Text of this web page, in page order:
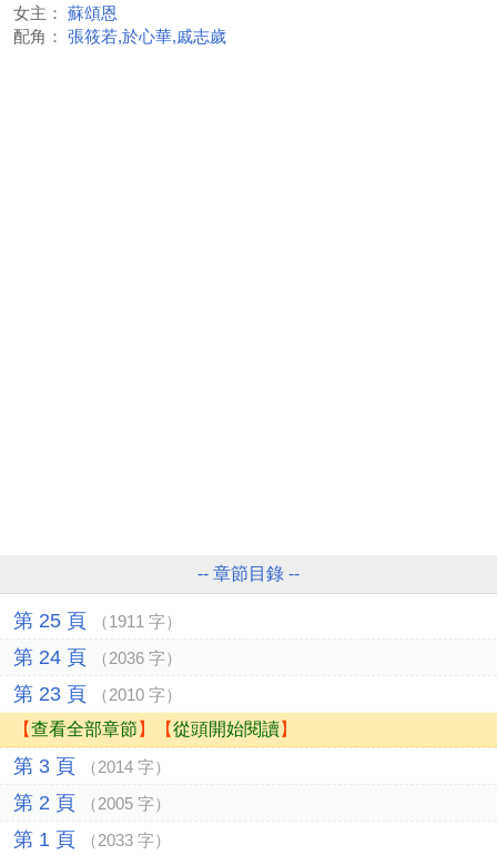
女主：
蘇頌恩
配角：
張筱若,於心華,戚志歲
-- 章節目錄 --
第 25 頁 （1911 字）
第 24 頁 （2036 字）
第 23 頁 （2010 字）
【查看全部章節 】【從頭開始閱讀】
第 3 頁 （2014 字）
第 2 頁 （2005 字）
第 1 頁 （2033 字）